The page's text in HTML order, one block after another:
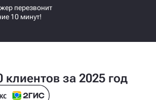
перезвонит
10 минут!
клиентов за 2025 год